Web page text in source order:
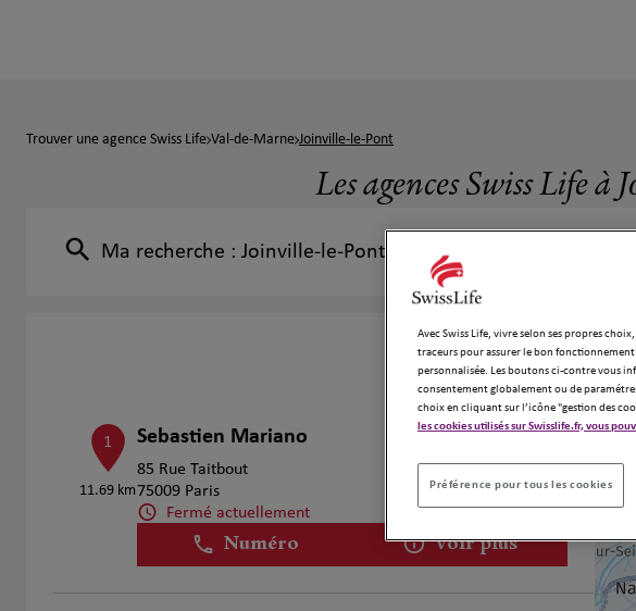
Trouver une agence Swiss Life Val-de-Marne Joinville-le-Pont
Les agences Swiss Life
Ma recherche : Joinville-le-Pont
70
1
11.69 km
Sebastien Mariano
85 Rue Taitbout
75009 Paris
Fermé actuellement
Numéro Voir plus
Avec Swiss Life, vivre selon ses propres
traceurs pour assurer le bon
personnalisée. Les boutons ci-contre vous
consentement globalement ou de
choix en cliquant sur l’icône "gestion des
les cookies utilisés sur Swisslife.fr, vous
Préférence pour tous les cookies